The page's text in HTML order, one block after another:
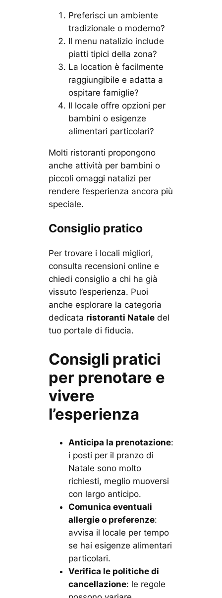
Preferisci un ambiente
tradizionale o moderno?
Il menu natalizio include
piatti tipici della zona?
La location è facilmente
raggiungibile e adatta a
ospitare famiglie?
Il locale offre opzioni per
bambini o esigenze
alimentari particolari?
Molti ristoranti propongono
anche attività per bambini o
piccoli omaggi natalizi per
rendere l’esperienza ancora più
speciale.
Consiglio pratico
Per trovare i locali migliori,
consulta recensioni online e
chiedi consiglio a chi ha già
vissuto l’esperienza. Puoi
anche esplorare la categoria
dedicata ristoranti Nataledel
tuo portale di fiducia.
Consigli pratici
per prenotare e
vivere
l’esperienza
Anticipa la prenotazione:
i posti per il pranzo di
Natale sono molto
richiesti, meglio muoversi
con largo anticipo.
Comunica eventuali
allergie o preferenze:
avvisa il locale per tempo
se hai esigenze alimentari
particolari.
Verifica le politiche di
cancellazione: le regole